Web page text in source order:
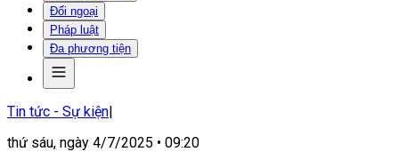
Đối ngoại
Pháp luật
Đa phương tiện
Tin tức - Sự kiện|
thứ sáu, ngày 4/7/2025 • 09:20